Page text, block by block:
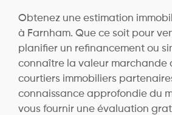
Obtenez une estimation
à Farnham. Que ce soit pour
planifier un refinancement ou
connaître la valeur marchande
courtiers immobiliers
connaissance approfondie du
vous fournir une évaluation